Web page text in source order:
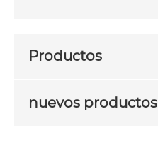
Productos
nuevos productos